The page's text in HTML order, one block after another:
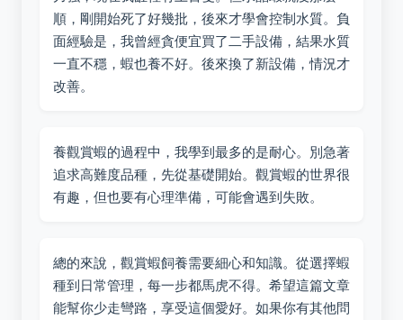
順，剛開始死了好幾批，後來才學會控制水質。負
面經驗是，我曾經貪便宜買了二手設備，結果水質
一直不穩，蝦也養不好。後來換了新設備，情況才
改善。
養觀賞蝦的過程中，我學到最多的是耐心。別急著
追求高難度品種，先從基礎開始。觀賞蝦的世界很
有趣，但也要有心理準備，可能會遇到失敗。
總的來說，觀賞蝦飼養需要細心和知識。從選擇蝦
種到日常管理，每一步都馬虎不得。希望這篇文章
能幫你少走彎路，享受這個愛好。如果你有其他問